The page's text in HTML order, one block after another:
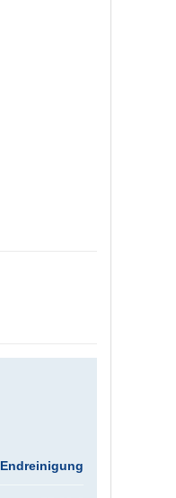
Endreinigung